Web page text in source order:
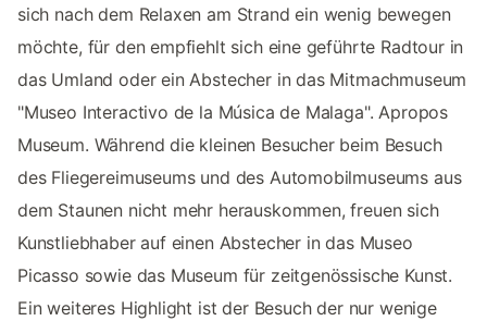
sich nach dem Relaxen am Strand ein wenig bewegen
möchte, für den empfiehlt sich eine geführte Radtour in
das Umland oder ein Abstecher in das Mitmachmuseum
"Museo Interactivo de la Música de Malaga". Apropos
Museum. Während die kleinen Besucher beim Besuch
des Fliegereimuseums und des Automobilmuseums aus
dem Staunen nicht mehr herauskommen, freuen sich
Kunstliebhaber auf einen Abstecher in das Museo
Picasso sowie das Museum für zeitgenössische Kunst.
Ein weiteres Highlight ist der Besuch der nur wenige